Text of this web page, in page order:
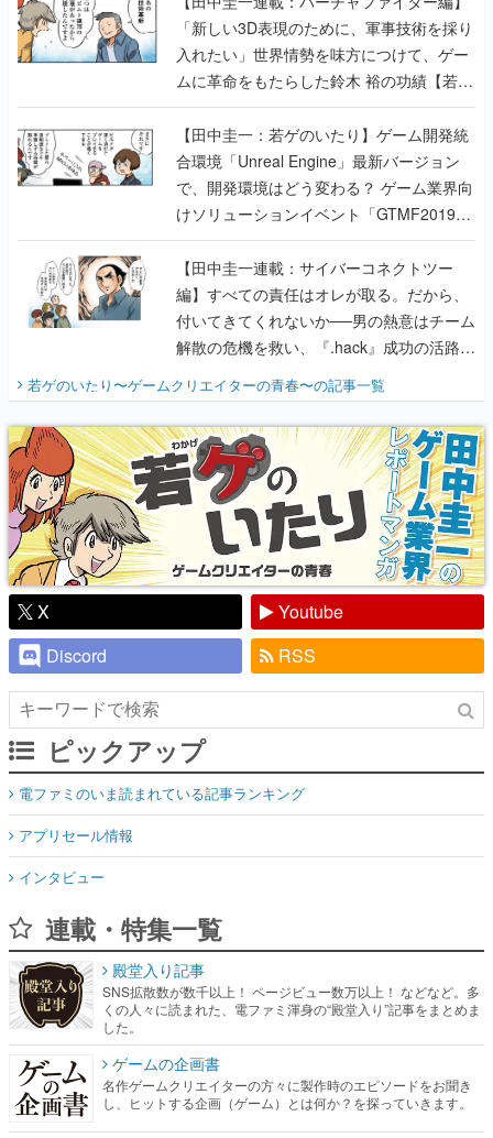
「新しい3D表現のために、軍事技術を採り
入れたい」世界情勢を味方につけて、ゲー
ムに革命をもたらした鈴木 裕の功績【若ゲ
のいたり】
【田中圭一：若ゲのいたり】ゲーム開発統
合環境「Unreal Engine」最新バージョン
で、開発環境はどう変わる？ ゲーム業界向
けソリューションイベント「GTMF2019」
に行って、より理解を深めよう【PR】
【田中圭一連載：サイバーコネクトツー
編】すべての責任はオレが取る。だから、
付いてきてくれないか──男の熱意はチーム
解散の危機を救い、『.hack』成功の活路を
開く。業界の快男児・松山 洋に流れる血は
『少年ジャンプ』色だった【若ゲのいた
り】
若ゲのいたり〜ゲームクリエイターの青春〜の記事一覧
X
Youtube
Discord
RSS
ピックアップ
電ファミのいま読まれている記事ランキング
アプリセール情報
インタビュー
連載・特集一覧
殿堂入り記事
SNS拡散数が数千以上！ ページビュー数万以上！ などなど。多
くの人々に読まれた、電ファミ渾身の“殿堂入り”記事をまとめま
した。
ゲームの企画書
名作ゲームクリエイターの方々に製作時のエピソードをお聞き
し、ヒットする企画（ゲーム）とは何か？を探っていきます。